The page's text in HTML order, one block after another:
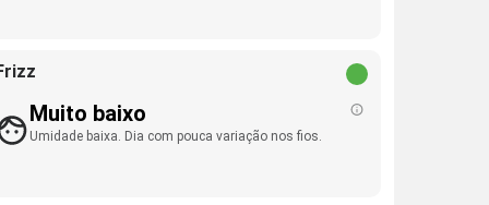
Muito baixo
Umidade baixa. Dia com pouca variação nos fios.